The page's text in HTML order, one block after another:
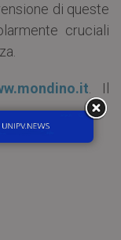
di queste
cruciali
. Il